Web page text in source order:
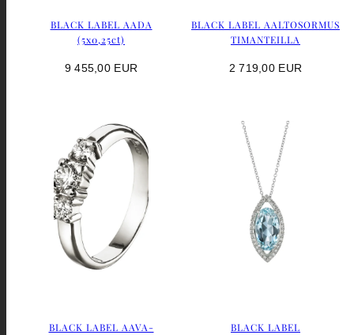
BLACK LABEL AADA
(5x0,25ct)
Hinta
9 455,00 EUR
BLACK LABEL AALTOSORMUS
TIMANTEILLA
Hinta
2 719,00 EUR
BLACK LABEL AAVA-
BLACK LABEL